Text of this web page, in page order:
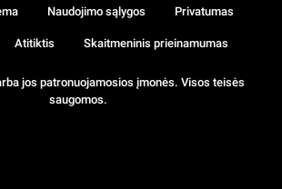
jos patronuojamosios įmonės. Visos teisės
saugomos.
Naudojimo sąlygos Privatumas
Atitiktis Skaitmeninis prieinamumas